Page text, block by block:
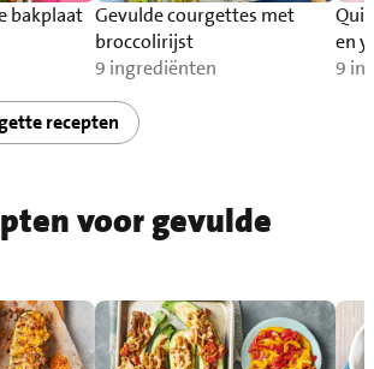
bakplaat Gevulde courgettes met
broccolirijst
9 ingrediënten
en
9
recepten
voor gevulde